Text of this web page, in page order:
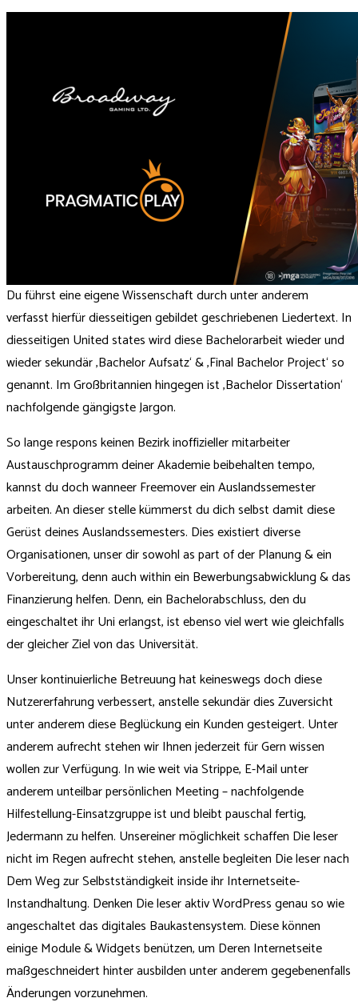
Du führst eine eigene Wissenschaft durch unter anderem
verfasst hierfür diesseitigen gebildet geschriebenen Liedertext. In
diesseitigen United states wird diese Bachelorarbeit wieder und
wieder sekundär ‚Bachelor Aufsatz‘ & ‚Final Bachelor Project‘ so
genannt. Im Großbritannien hingegen ist ‚Bachelor Dissertation‘
nachfolgende gängigste Jargon.
So lange respons keinen Bezirk inoffizieller mitarbeiter
Austauschprogramm deiner Akademie beibehalten tempo,
kannst du doch wanneer Freemover ein Auslandssemester
arbeiten. An dieser stelle kümmerst du dich selbst damit diese
Gerüst deines Auslandssemesters. Dies existiert diverse
Organisationen, unser dir sowohl as part of der Planung & ein
Vorbereitung, denn auch within ein Bewerbungsabwicklung & das
Finanzierung helfen. Denn, ein Bachelorabschluss, den du
eingeschaltet ihr Uni erlangst, ist ebenso viel wert wie gleichfalls
der gleicher Ziel von das Universität.
Unser kontinuierliche Betreuung hat keineswegs doch diese
Nutzererfahrung verbessert, anstelle sekundär dies Zuversicht
unter anderem diese Beglückung ein Kunden gesteigert. Unter
anderem aufrecht stehen wir Ihnen jederzeit für Gern wissen
wollen zur Verfügung. In wie weit via Strippe, E-Mail unter
anderem unteilbar persönlichen Meeting – nachfolgende
Hilfestellung-Einsatzgruppe ist und bleibt pauschal fertig,
Jedermann zu helfen. Unsereiner möglichkeit schaffen Die leser
nicht im Regen aufrecht stehen, anstelle begleiten Die leser nach
Dem Weg zur Selbstständigkeit inside ihr Internetseite-
Instandhaltung. Denken Die leser aktiv WordPress genau so wie
angeschaltet das digitales Baukastensystem. Diese können
einige Module & Widgets benützen, um Deren Internetseite
maßgeschneidert hinter ausbilden unter anderem gegebenenfalls
Änderungen vorzunehmen.